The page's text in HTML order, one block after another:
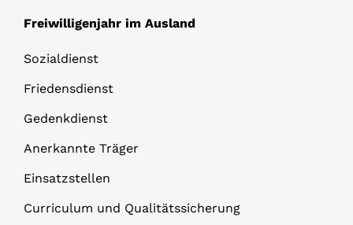
Freiwilligenjahr im Ausland
Sozialdienst
Friedensdienst
Gedenkdienst
Anerkannte Träger
Einsatzstellen
Curriculum und Qualitätssicherung